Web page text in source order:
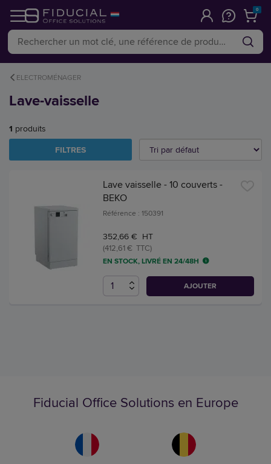
0
ELECTROMÉNAGER
Lave-vaisselle
1 produits
FILTRES
Lave vaisselle - 10 couverts -
BEKO
Référence : 150391
352,66 € HT
(412,61 € TTC)
EN STOCK, LIVRÉ EN 24/48H
AJOUTER
Fiducial Office Solutions en Europe